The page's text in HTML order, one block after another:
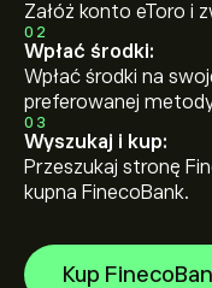
Załóż konto eToro i
02
Wpłać środki:
Wpłać środki na
preferowanej
03
Wyszukaj i kup:
Przeszukaj stronę
kupna FinecoBank.
Kup